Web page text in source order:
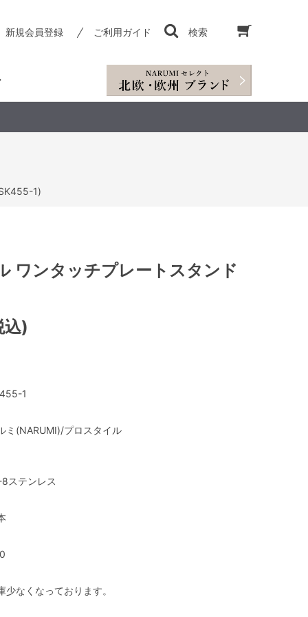
新規会員登録 ご利用ガイド 検索
1)
ワンタッチプレートスタンド
)
1
ミ(NARUMI)/プロスタイル
ステンレス
少なくなっております。